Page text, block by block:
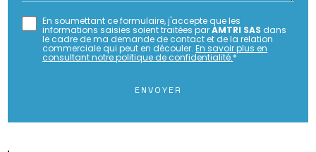
En soumettant ce formulaire, j'accepte que les
informations saisies soient traitées parAMTRI SAS dans
le cadre de ma demande de contact et de la relation
commerciale qui peut en découler.En savoir plus en
consultant notre politique de confidentialité.*